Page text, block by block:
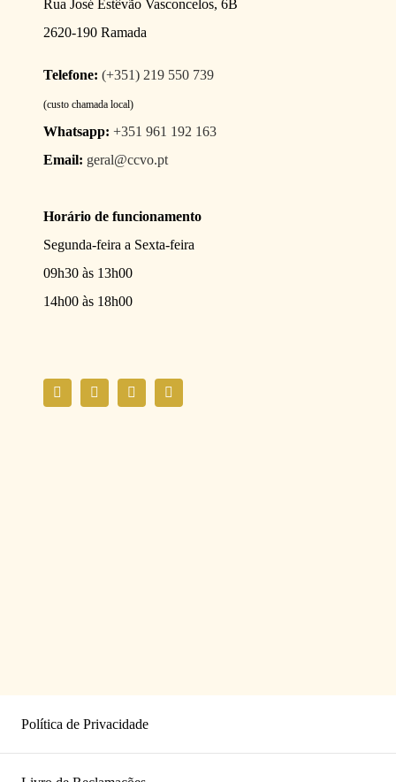
Política de Privacidade
Rua José Estêvão Vasconcelos, 6B
2620-190 Ramada
Telefone: (+351) 219 550 739
(custo chamada local)
Whatsapp: +351 961 192 163
Email: geral@ccvo.pt
Horário de funcionamento
Segunda-feira a Sexta-feira
09h30 às 13h00
14h00 às 18h00